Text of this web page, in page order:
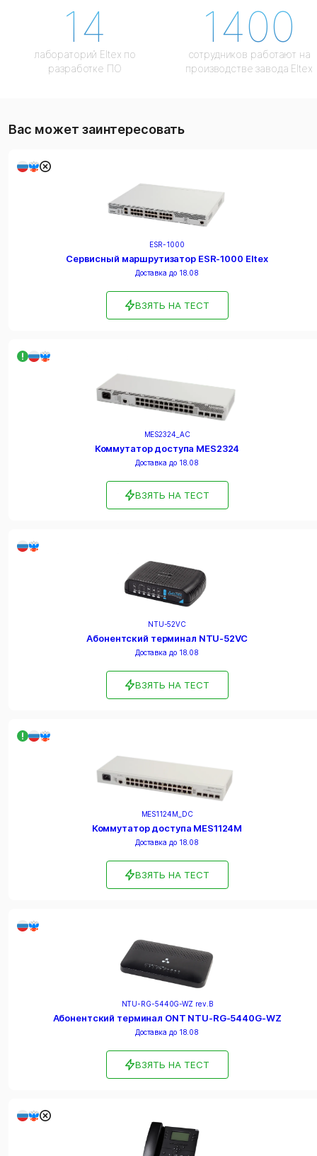
14
лабораторий Eltex по
разработке ПО
1400
сотрудников работают на
производстве завода Eltex
Вас может заинтересовать
ESR-1000
Сервисный маршрутизатор ESR-1000 Eltex
Доставка до 18.08
ВЗЯТЬ НА ТЕСТ
MES2324_AC
Коммутатор доступа MES2324
Доставка до 18.08
ВЗЯТЬ НА ТЕСТ
NTU-52VC
Абонентский терминал NTU-52VC
Доставка до 18.08
ВЗЯТЬ НА ТЕСТ
MES1124M_DC
Коммутатор доступа MES1124M
Доставка до 18.08
ВЗЯТЬ НА ТЕСТ
NTU-RG-5440G-WZ rev.B
Абонентский терминал ONT NTU-RG-5440G-WZ
Доставка до 18.08
ВЗЯТЬ НА ТЕСТ